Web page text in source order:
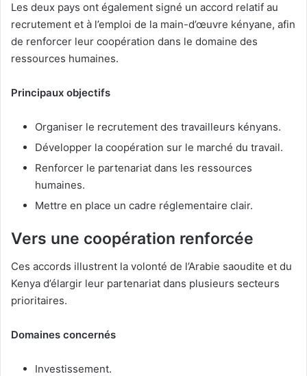
Les deux pays ont également signé un accord relatif au
recrutement et à l’emploi de la main-d’œuvre kényane, afin
de renforcer leur coopération dans le domaine des
ressources humaines.
Principaux objectifs
Organiser le recrutement des travailleurs kényans.
Développer la coopération sur le marché du travail.
Renforcer le partenariat dans les ressources
humaines.
Mettre en place un cadre réglementaire clair.
Vers une coopération renforcée
Ces accords illustrent la volonté de l’Arabie saoudite et du
Kenya d’élargir leur partenariat dans plusieurs secteurs
prioritaires.
Domaines concernés
Investissement.